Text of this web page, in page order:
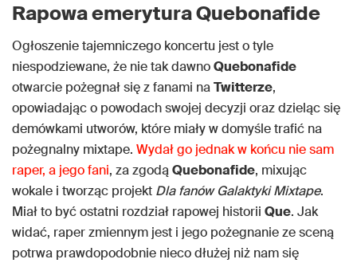
Rapowa emerytura Quebonafide
Ogłoszenie tajemniczego koncertu jest o tyle
niespodziewane, że nie tak dawnoQuebonafide
otwarcie pożegnał się z fanami naTwitterze,
opowiadając o powodach swojej decyzji oraz dzieląc się
demówkami utworów, które miały w domyśle trafić na
pożegnalny mixtape. Wydał go jednak w końcu nie sam
raper, a jego fani, za zgodąQuebonafide, mixując
wokale i tworząc projekt Dla fanów Galaktyki Mixtape.
Miał to być ostatni rozdział rapowej historii Que. Jak
widać, raper zmiennym jest i jego pożegnanie ze sceną
potrwa prawdopodobnie nieco dłużej niż nam się